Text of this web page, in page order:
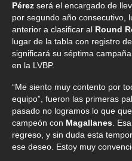
Pérez será el encargado de
por segundo año consecutivo,
anterior a clasificar al Round
lugar de la tabla con registro
significará su séptima
en la LVBP.
“Me siento muy contento por
equipo”, fueron las primeras
pasado no logramos lo que
campeón con Magallanes .
regreso, y sin duda esta
ese deseo. Estoy muy